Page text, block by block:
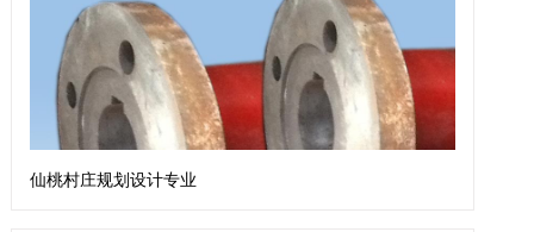
仙桃村庄规划设计专业